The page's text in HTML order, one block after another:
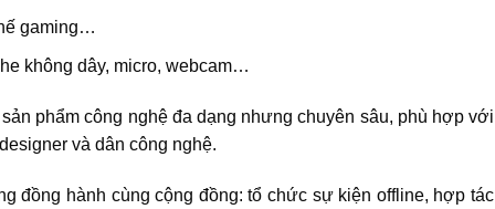
gaming…
không dây, micro, webcam…
phẩm công nghệ đa dạng nhưng chuyên sâu, phù hợp với
và dân công nghệ.
đồng hành cùng cộng đồng: tổ chức sự kiện offline, hợp tác